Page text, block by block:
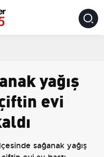
yağış
evi
sağanak yağış